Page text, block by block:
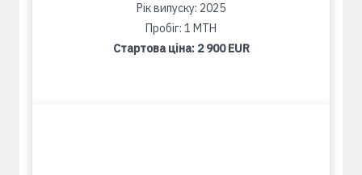
Рік випуску: 2025
Пробіг: 1 MTH
Стартова ціна: 2 900 EUR